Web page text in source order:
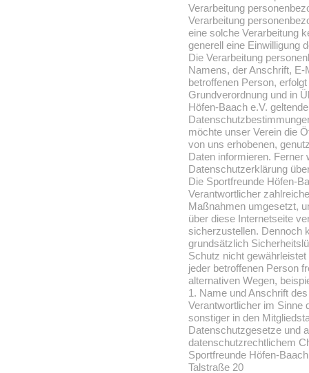
Verarbeitung
Verarbeitung
eine solche Verarbeitung
generell eine Einwilligung
Die Verarbeitung
Namens, der Anschrift, E-
betroffenen Person,
Grundverordnung und in
Höfen-Baach e.V.
möchte unser Verein die
von uns erhobenen,
Daten informieren. Ferner
Datenschutzerklärung
Die Sportfreunde Höfen-
Verantwortlicher
Maßnahmen umgesetzt,
über diese Internetseite
sicherzustellen. Dennoch
grundsätzlich
Schutz nicht
jeder betroffenen Person
alternativen Wegen,
1. Name und Anschrift
Verantwortlicher im Sinne
sonstiger in den
Datenschutzgesetze und
datenschutzrechtlichem
Sportfreunde Höfen-
Talstraße 20